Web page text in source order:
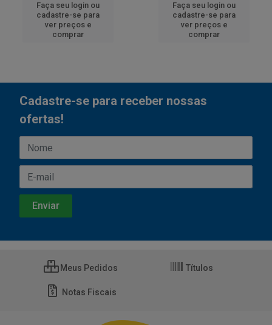
Faça seu login ou
cadastre-se para
ver preços e
comprar
Faça seu login ou
cadastre-se para
ver preços e
comprar
Cadastre-se para receber nossas
ofertas!
Meus Pedidos Títulos
Notas Fiscais